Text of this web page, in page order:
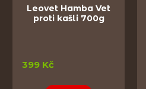
Leovet Hamba Vet
proti kašli 700g
399 Kč